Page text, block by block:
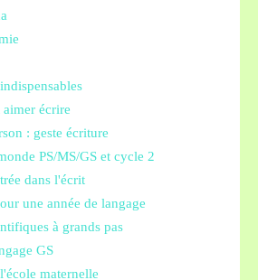
écrire
: geste écriture
PS/MS/GS et cycle 2
dans l'écrit
une année de langage
à grands pas
GS
maternelle